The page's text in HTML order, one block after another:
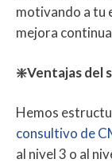
motivando a tu
mejora
❇️Ventajas del
Hemos
consultivo de
al nivel 3 o al